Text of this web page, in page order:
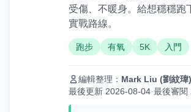
受傷、不暖身。給想穩穩跑
實戰路線。
跑步 有氧 5K 入門
編輯整理： Mark Liu (劉紋瑋)
最後更新 2026-08-04·最後審閱